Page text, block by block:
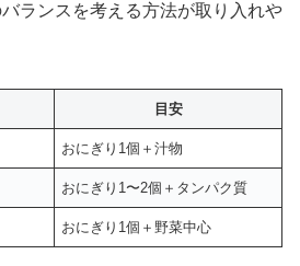
ランスを考える方法が取り入れや
目安
おにぎり1個＋汁物
おにぎり1〜2個＋タンパク質
おにぎり1個＋野菜中心